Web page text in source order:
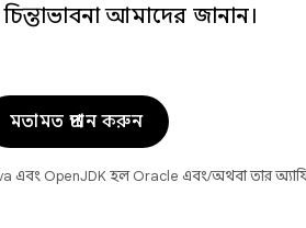
আমাদের জানান।
মতামত প্রদান করুন
এবং OpenJDK হল Oracle এবং/অথবা তার